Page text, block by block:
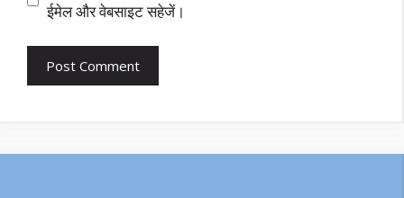
ईमेल और वेबसाइट सहेजें।